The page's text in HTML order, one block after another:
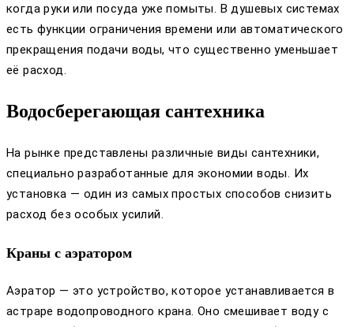
когда руки или посуда уже помыты. В душевых системах
есть функции ограничения времени или автоматического
прекращения подачи воды, что существенно уменьшает
её расход.
Водосберегающая сантехника
На рынке представлены различные виды сантехники,
специально разработанные для экономии воды. Их
установка — один из самых простых способов снизить
расход без особых усилий.
Краны с аэратором
Аэратор — это устройство, которое устанавливается в
астраре водопроводного крана. Оно смешивает воду с